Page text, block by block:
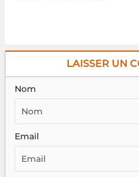
LAISSER UN
Nom
Email